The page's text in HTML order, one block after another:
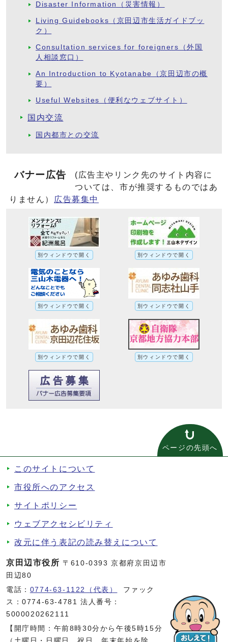
Disaster Information（災害情報）
Living Guidebooks（京田辺市生活ガイドブッ
ク）
Consultation services for foreigners（外国
人相談窓口）
An Introduction to Kyotanabe（京田辺市の概
要）
Useful Websites（便利なウェブサイト）
国内交流
国内都市との交流
バナー広告
(広告主やリンク先のサイト内容に
ついては、市が推奨するものではあ
りません）
広告募集中
別ウィンドウで開く 別ウィンドウで開く
別ウィンドウで開く 別ウィンドウで開く
別ウィンドウで開く 別ウィンドウで開く
ページの先頭へ
このサイトについて
市役所へのアクセス
サイトポリシー
ウェブアクセシビリティ
改元に伴う表記の読み替えについて
京田辺市役所 〒610-0393 京都府京田辺市
田辺80
電話： 0774-63-1122（代表）
ファック
ス：0774-63-4781 法人番号：
5000020262111
【開庁時間：午前8時30分から午後5時15分